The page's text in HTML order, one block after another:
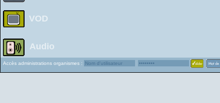
VOD
Audio
Accès administrations organismes :